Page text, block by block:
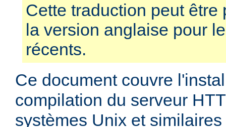
Cette traduction peut être
la version anglaise pour
récents.
Ce document couvre
compilation du serveur
systèmes Unix et